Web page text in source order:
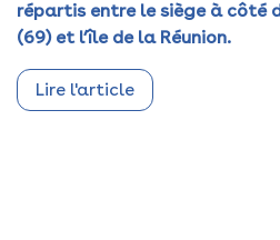
répartis entre le siège à côté
(69) et l’île de la Réunion.
Lire l'article